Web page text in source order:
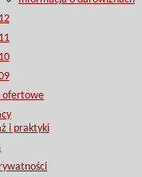
ofertowe
i praktyki